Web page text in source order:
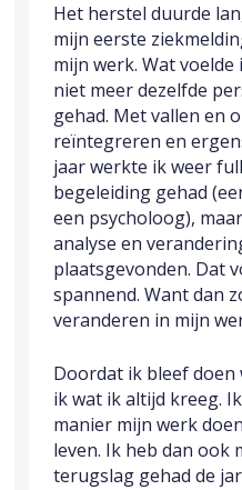
Het herstel duurde
mijn eerste
mijn werk. Wat
niet meer dezelfde
gehad. Met vallen en
reïntegreren en
jaar werkte ik weer
begeleiding gehad
een psycholoog),
analyse en
plaatsgevonden. Dat
spannend. Want dan
veranderen in mijn
Doordat ik bleef doen
ik wat ik altijd kreeg.
manier mijn werk
leven. Ik heb dan ook
terugslag gehad de